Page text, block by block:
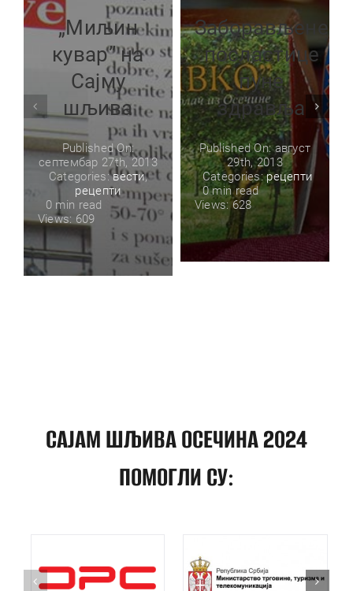
„Миљин
кувар” на
Сајму
шљива
Published On:
септембар 27th, 2013
Categories:вести,
рецепти
0 min read
Views: 609
Заборављене
посластице
пуне
здравља
Published On: август
29th, 2013
Categories:рецепти
0 min read
Views: 628
САЈАМ ШЉИВА ОСЕЧИНА 2024
ПОМОГЛИ СУ: